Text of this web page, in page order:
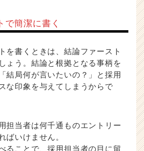
で簡潔に書く
を書くときは、結論ファースト
ょう。結論と根拠となる事柄を
結局何が言いたいの？」と採用
な印象を与えてしまうからで
担当者は何千通ものエントリー
ばいけません。
ることで、採用担当者の目に留